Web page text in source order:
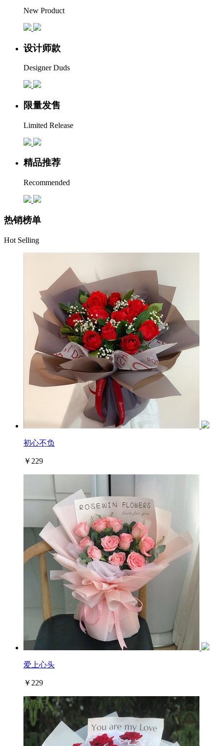
New Product
设计师款
Designer Duds
限量发售
Limited Release
精品推荐
Recommended
热销榜单
Hot Selling
初心不负
￥229
爱上心头
￥229